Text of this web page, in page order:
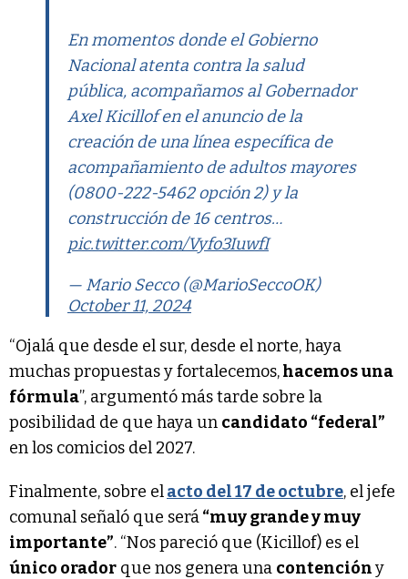
En momentos donde el Gobierno
Nacional atenta contra la salud
pública, acompañamos al Gobernador
Axel Kicillof en el anuncio de la
creación de una línea específica de
acompañamiento de adultos mayores
(0800-222-5462 opción 2) y la
construcción de 16 centros…
pic.twitter.com/Vyfo3IuwfI
— Mario Secco (@MarioSeccoOK)
October 11, 2024
“Ojalá que desde el sur, desde el norte, haya
muchas propuestas y fortalecemos,hacemos una
fórmula”, argumentó más tarde sobre la
posibilidad de que haya un candidato “federal”
en los comicios del 2027.
Finalmente, sobre elacto del 17 de octubre, el jefe
comunal señaló que será“muy grande y muy
importante”. “Nos pareció que (Kicillof) es el
único orador que nos genera una contencióny